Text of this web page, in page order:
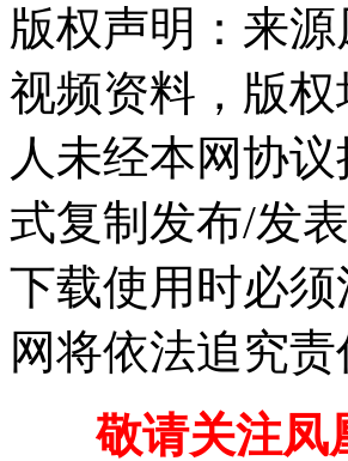
版权声明：来
视频资料，版
人未经本网协
式复制发布/发
下载使用时必
网将依法追究责
敬请关注凤